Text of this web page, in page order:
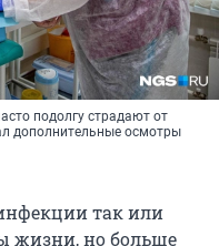
подолгу страдают от
дополнительные осмотры
так или
жизни, но больше